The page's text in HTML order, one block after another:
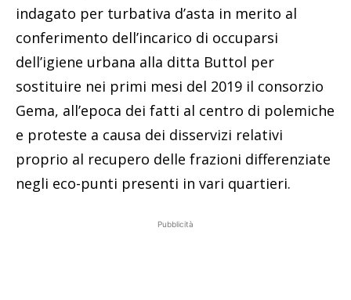
indagato per turbativa d’asta in merito al
conferimento dell’incarico di occuparsi
dell’igiene urbana alla ditta Buttol per
sostituire nei primi mesi del 2019 il consorzio
Gema, all’epoca dei fatti al centro di polemiche
e proteste a causa dei disservizi relativi
proprio al recupero delle frazioni differenziate
negli eco-punti presenti in vari quartieri.
Pubblicità